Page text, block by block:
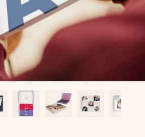
d’unique en quelques étapes – avec
ou un message qui touche le cœur.
juste tout l’amour pour le moment idéal.